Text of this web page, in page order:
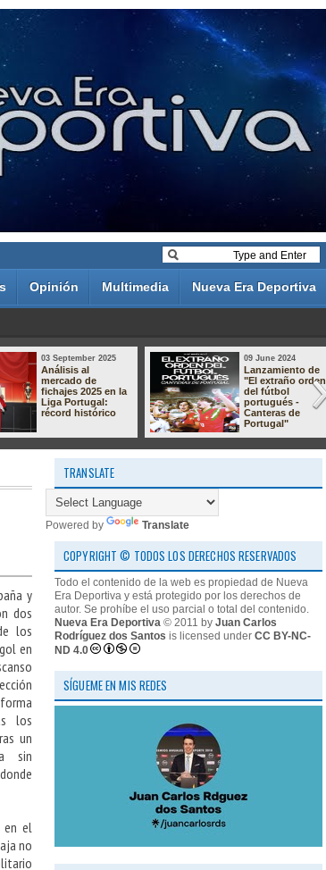
Opinión Multimedia Nueva Era Deportiva
03 September 2025
Análisis al
mercado de
fichajes 2025 en la
Liga Portugal:
récord histórico
09 June 2024
Lanzamiento de
"El extraño orden
del fútbol
portugués -
Canteras de
Portugal"
y
dos
los
en
los
un
sin
en el
no
TRANSLATE
Powered by Translate
COPYRIGHT © TODOS LOS DERECHOS RESERVADOS
Todo el contenido de la web es propiedad de Nueva
Era Deportiva y está protegido por los derechos de
autor. Se prohíbe el uso parcial o total del contenido.
Nueva Era Deportiva © 2011 by Juan Carlos
Rodríguez dos Santos is licensed under CC BY-NC-
ND 4.0
SÍGUEME EN MIS REDES